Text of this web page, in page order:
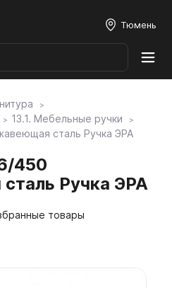
Тюмень
13.1. Мебельные ручки
сталь Ручка ЭРА
450
Ручка ЭРА
товары